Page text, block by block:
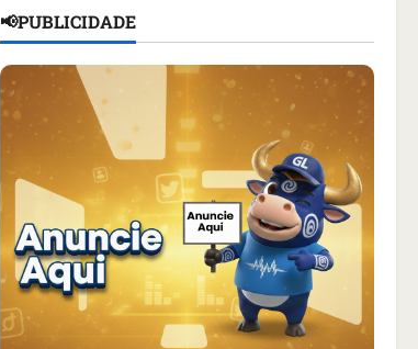
📢PUBLICIDADE